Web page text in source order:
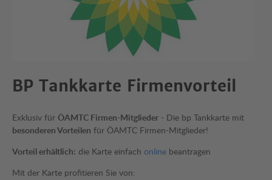
BP Tankkarte Firmenvorteil
Exklusiv für ÖAMTC Firmen-Mitglieder - Die bp Tankkarte mit
besonderen Vorteilen für ÖAMTC Firmen-Mitglieder!
Vorteil erhältlich: die Karte einfach online beantragen
Mit der Karte profitieren Sie von: